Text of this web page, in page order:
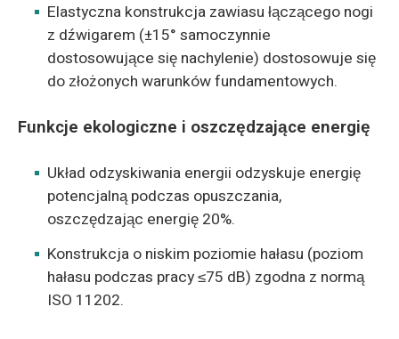
Elastyczna konstrukcja zawiasu łączącego nogi
z dźwigarem (±15° samoczynnie
dostosowujące się nachylenie) dostosowuje się
do złożonych warunków fundamentowych.
Funkcje ekologiczne i oszczędzające energię
Układ odzyskiwania energii odzyskuje energię
potencjalną podczas opuszczania,
oszczędzając energię 20%.
Konstrukcja o niskim poziomie hałasu (poziom
hałasu podczas pracy ≤75 dB) zgodna z normą
ISO 11202.